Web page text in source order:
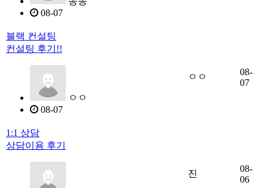
08-07
블랙 컨설팅
컨설팅 후기!!
ㅇㅇ
08-07
ㅇㅇ
08-
07
1:1 상담
상담이용 후기
진
08-
06